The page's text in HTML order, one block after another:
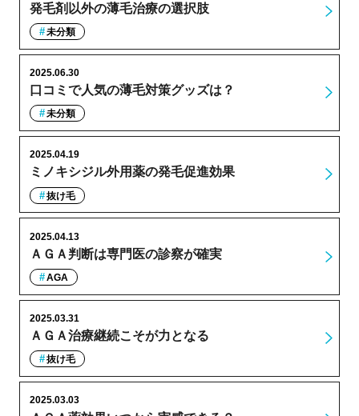
発毛剤以外の薄毛治療の選択肢
未分類
口コミで人気の薄毛対策グッズは？
2025.06.30
未分類
ミノキシジル外用薬の発毛促進効果
2025.04.19
抜け毛
ＡＧＡ判断は専門医の診察が確実
2025.04.13
AGA
ＡＧＡ治療継続こそが力となる
2025.03.31
抜け毛
2025.03.03